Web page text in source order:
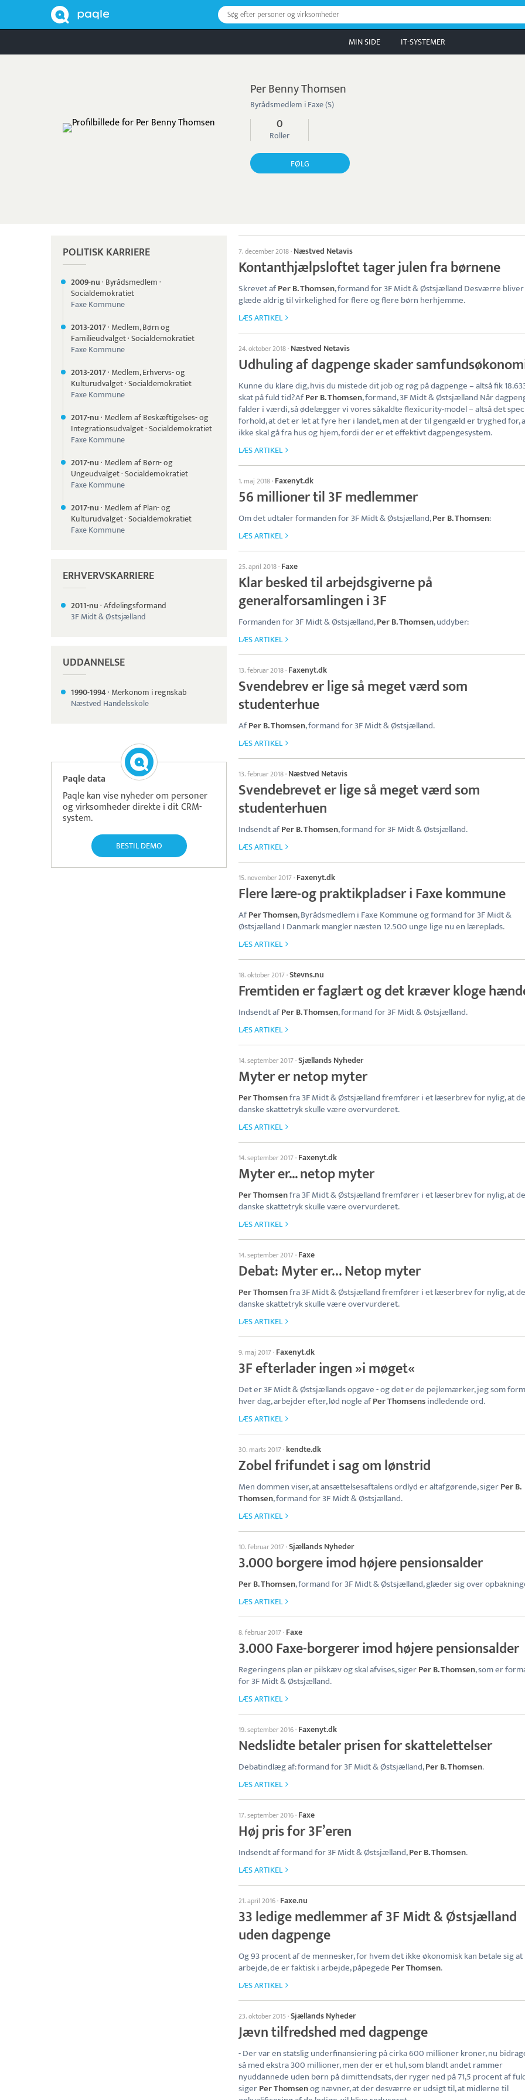
Søg efter personer og virksomheder
MIN SIDE IT-SYSTEMER
Per Benny Thomsen
Byrådsmedlem i Faxe (S)
0
Roller
FØLG
POLITISK KARRIERE
2009-nu· Byrådsmedlem·
Socialdemokratiet
Faxe Kommune
2013-2017· Medlem, Børn og
Familieudvalget·Socialdemokratiet
Faxe Kommune
2013-2017· Medlem, Erhvervs- og
Kulturudvalget·Socialdemokratiet
Faxe Kommune
2017-nu· Medlem af Beskæftigelses- og
Integrationsudvalget·Socialdemokratiet
Faxe Kommune
2017-nu· Medlem af Børn- og
Ungeudvalget·Socialdemokratiet
Faxe Kommune
2017-nu· Medlem af Plan- og
Kulturudvalget·Socialdemokratiet
Faxe Kommune
ERHVERVSKARRIERE
2011-nu·Afdelingsformand
3F Midt & Østsjælland
UDDANNELSE
1990-1994· Merkonom i regnskab
Næstved Handelsskole
Paqle data
Paqle kan vise nyheder om personer
og virksomheder direkte i dit CRM-
system.
BESTIL DEMO
7. december 2018· Næstved Netavis
Kontanthjælpsloftet tager julen fra børnene
Skrevet afPer B. Thomsen, formand for 3F Midt & Østsjælland Desværre
glæde aldrig til virkelighed for flere og flere børn herhjemme.
LÆS ARTIKEL
24. oktober 2018· Næstved Netavis
Udhuling af dagpenge skader
Kunne du klare dig, hvis du mistede dit job og røg på dagpenge – altså fik
skat på fuld tid?AfPer B. Thomsen, formand, 3F Midt & Østsjælland Når
falder i værdi, så ødelægger vi vores såkaldte flexicurity-model – altså det
forhold, at det er let at fyre her i landet, men at der til gengæld er tryghed for,
ikke skal gå fra hus og hjem, fordi der er et effektivt dagpengesystem.
LÆS ARTIKEL
1. maj 2018· Faxenyt.dk
56 millioner til 3F medlemmer
Om det udtaler formanden for 3F Midt & Østsjælland,Per B. Thomsen:
LÆS ARTIKEL
25. april 2018· Faxe
Klar besked til arbejdsgiverne på
generalforsamlingen i 3F
Formanden for 3F Midt & Østsjælland,Per B. Thomsen, uddyber:
LÆS ARTIKEL
13. februar 2018· Faxenyt.dk
Svendebrev er lige så meget værd som
studenterhue
AfPer B. Thomsen, formand for 3F Midt & Østsjælland.
LÆS ARTIKEL
13. februar 2018· Næstved Netavis
Svendebrevet er lige så meget værd som
studenterhuen
Indsendt afPer B. Thomsen, formand for 3F Midt & Østsjælland.
LÆS ARTIKEL
15. november 2017· Faxenyt.dk
Flere lære-og praktikpladser i Faxe kommune
AfPer Thomsen, Byrådsmedlem i Faxe Kommune og formand for 3F Midt &
Østsjælland I Danmark mangler næsten 12.500 unge lige nu en læreplads.
LÆS ARTIKEL
18. oktober 2017·Stevns.nu
Fremtiden er faglært og det kræver kloge
Indsendt afPer B. Thomsen, formand for 3F Midt & Østsjælland.
LÆS ARTIKEL
14. september 2017·Sjællands Nyheder
Myter er netop myter
Per Thomsenfra 3F Midt & Østsjælland fremfører i et læserbrev for nylig, at
danske skattetryk skulle være overvurderet.
LÆS ARTIKEL
14. september 2017· Faxenyt.dk
Myter er... netop myter
Per Thomsenfra 3F Midt & Østsjælland fremfører i et læserbrev for nylig, at
danske skattetryk skulle være overvurderet.
LÆS ARTIKEL
14. september 2017· Faxe
Debat: Myter er… Netop myter
Per Thomsenfra 3F Midt & Østsjælland fremfører i et læserbrev for nylig, at
danske skattetryk skulle være overvurderet.
LÆS ARTIKEL
9. maj 2017· Faxenyt.dk
3F efterlader ingen »i møget«
Det er 3F Midt & Østsjællands opgave - og det er de pejlemærker, jeg som
hver dag, arbejder efter, lød nogle afPer Thomsensindledende ord.
LÆS ARTIKEL
30. marts 2017· kendte.dk
Zobel frifundet i sag om lønstrid
Men dommen viser, at ansættelsesaftalens ordlyd er altafgørende, sigerPer B.
Thomsen, formand for 3F Midt & Østsjælland.
LÆS ARTIKEL
10. februar 2017·Sjællands Nyheder
3.000 borgere imod højere pensionsalder
Per B. Thomsen, formand for 3F Midt & Østsjælland, glæder sig over
LÆS ARTIKEL
8. februar 2017· Faxe
3.000 Faxe-borgerer imod højere pensionsalder
Regeringens plan er pilskæv og skal afvises, sigerPer B. Thomsen, som er
for 3F Midt & Østsjælland.
LÆS ARTIKEL
19. september 2016· Faxenyt.dk
Nedslidte betaler prisen for skattelettelser
Debatindlæg af: formand for 3F Midt & Østsjælland,Per B. Thomsen.
LÆS ARTIKEL
17. september 2016· Faxe
Høj pris for 3F’eren
Indsendt af formand for 3F Midt & Østsjælland,Per B. Thomsen.
LÆS ARTIKEL
21. april 2016· Faxe.nu
33 ledige medlemmer af 3F Midt & Østsjælland
uden dagpenge
Og 93 procent af de mennesker, for hvem det ikke økonomisk kan betale sig at
arbejde, de er faktisk i arbejde, påpegede Per Thomsen.
LÆS ARTIKEL
23. oktober 2015·Sjællands Nyheder
Jævn tilfredshed med dagpenge
- Der var en statslig underfinansiering på cirka 600 millioner kroner, nu
så med ekstra 300 millioner, men der er et hul, som blandt andet rammer
nyuddannede uden børn på dimittendsats, der ryger ned på 71,5 procent af
sigerPer Thomsenog nævner, at der desværre er udsigt til, at midlerne til